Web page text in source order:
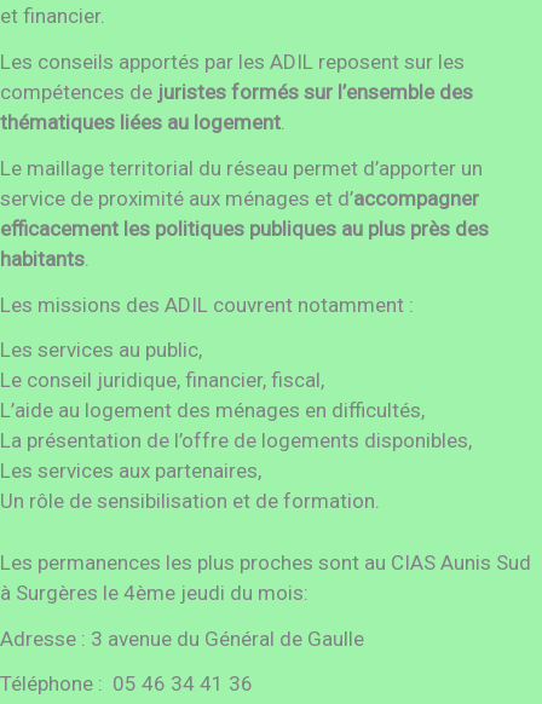
et financier.
Les conseils apportés par les ADIL reposent sur les
compétences de juristes formés sur l’ensemble des
thématiques liées au logement.
Le maillage territorial du réseau permet d’apporter un
service de proximité aux ménages et d’accompagner
efficacement les politiques publiques au plus près des
habitants
Les missions des ADIL couvrent notamment :
Les services au public,
Le conseil juridique, financier, fiscal,
L’aide au logement des ménages en difficultés,
La présentation de l’offre de logements disponibles,
Les services aux partenaires,
Un rôle de sensibilisation et de formation.
Les permanences les plus proches sont au CIAS Aunis Sud
à Surgères le 4ème jeudi du mois:
Adresse : 3 avenue du Général de Gaulle
Téléphone : 05 46 34 41 36